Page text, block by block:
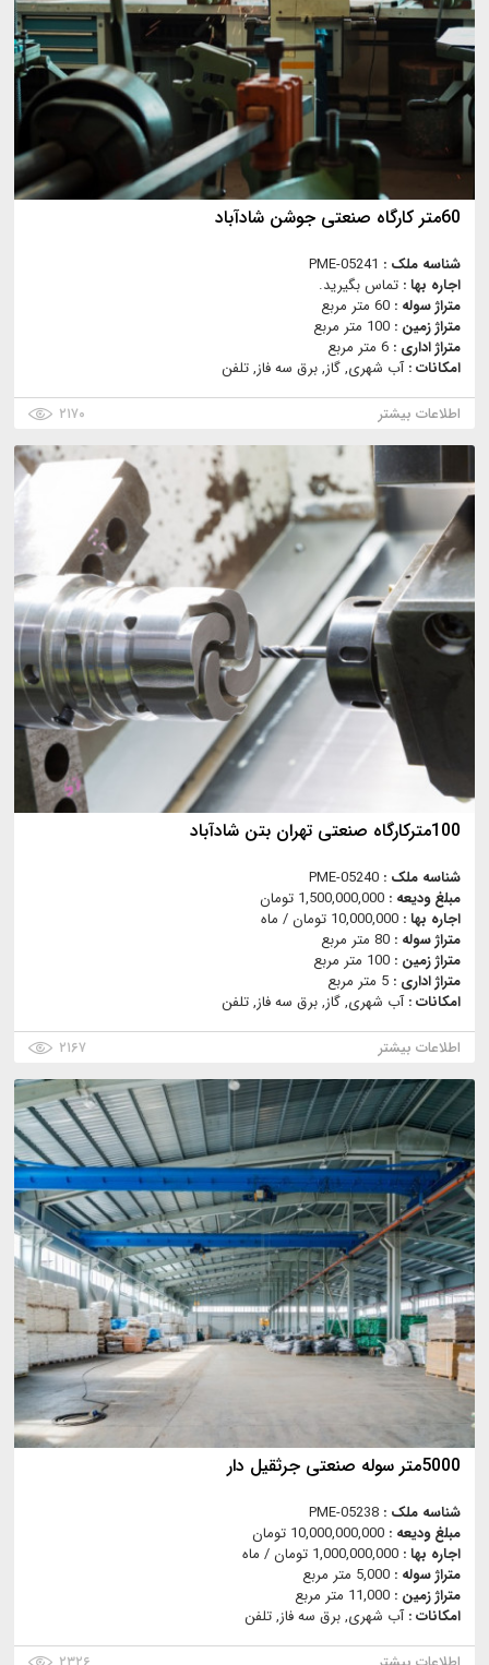
60متر کارگاه صنعتی جوشن شادآباد
شناسه ملک : PME-05241
اجاره بها : تماس بگیرید.
متراژ سوله : 60 متر مربع
متراژ زمین : 100 متر مربع
متراژ اداری : 6 متر مربع
امکانات :آب شهری, گاز, برق سه فاز, تلفن
اطلاعات بیشتر
۲۱۷۰
100مترکارگاه صنعتی تهران بتن شادآباد
شناسه ملک : PME-05240
مبلغ ودیعه : 1,500,000,000 تومان
اجاره بها : 10,000,000 تومان / ماه
متراژ سوله : 80 متر مربع
متراژ زمین : 100 متر مربع
متراژ اداری : 5 متر مربع
امکانات :آب شهری, گاز, برق سه فاز, تلفن
اطلاعات بیشتر
۲۱۶۷
5000متر سوله صنعتی جرثقیل دار
شناسه ملک : PME-05238
مبلغ ودیعه : 10,000,000,000 تومان
اجاره بها : 1,000,000,000 تومان / ماه
متراژ سوله : 5,000 متر مربع
متراژ زمین : 11,000 متر مربع
امکانات :آب شهری, برق سه فاز, تلفن